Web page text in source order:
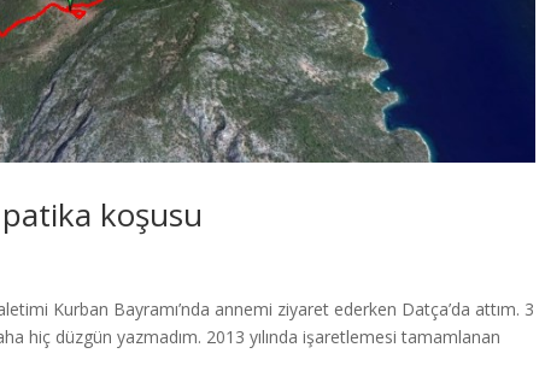
koşusu
Kurban Bayramı’nda annemi ziyaret ederken Datça’da attım. 3
hiç düzgün yazmadım. 2013 yılında işaretlemesi tamamlanan